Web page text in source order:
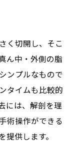
く切開し、そこ
ん中・外側の脂
ンプルなもので
タイムも比較的
には、解剖を理
術操作ができる
供します。